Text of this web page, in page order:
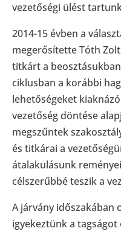
vezetőségi ülést
2014-15 évben a
megerősítette Tóth
titkárt a
ciklusban a korábbi
lehetőségeket
vezetőség döntése
megszűntek
és titkárai a
átalakulásunk
célszerűbbé teszik a
A járvány időszakában
igyekeztünk a